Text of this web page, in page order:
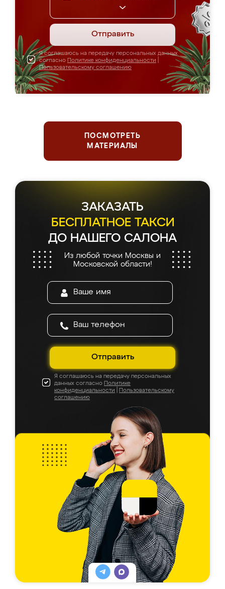
Отправить
Я соглашаюсь на передачу персональных данных
согласно Политике конфиденциальности
Пользовательскому соглашению
ПОСМОТРЕТЬ
МАТЕРИАЛЫ
ЗАКАЗАТЬ
БЕСПЛАТНОЕ ТАКСИ
ДО НАШЕГО САЛОНА
Из любой точки Москвы и
Московской области!
Отправить
Я соглашаюсь на передачу персональных
данных согласно Политике
конфиденциальности
Пользовательскому
соглашению